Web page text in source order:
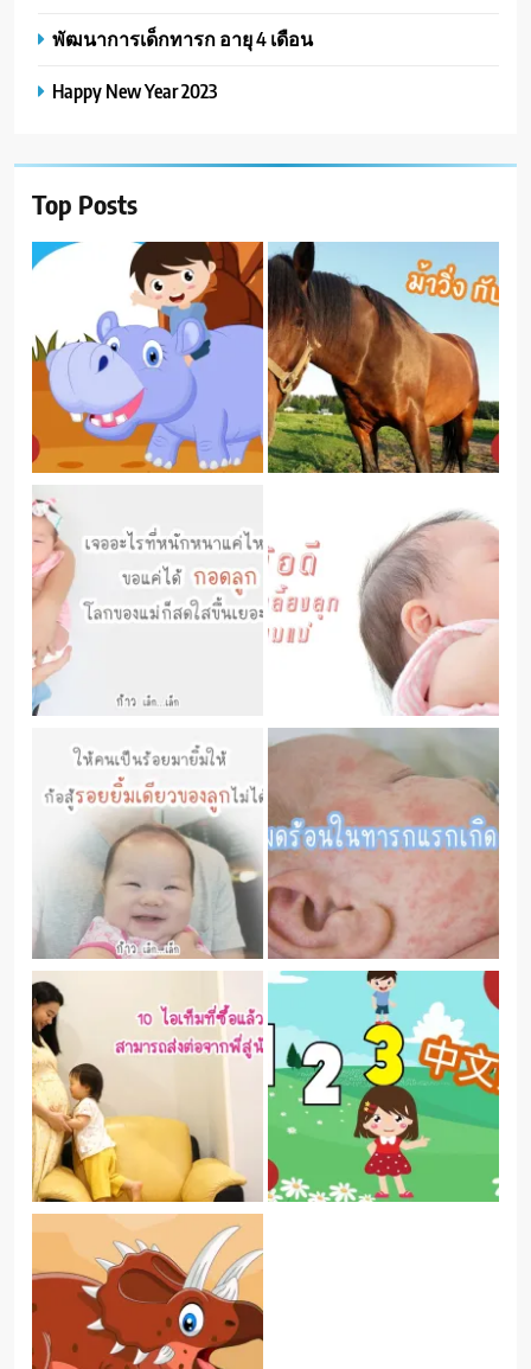
พัฒนาการเด็กทารก อายุ 4 เดือน
Happy New Year 2023
Top Posts